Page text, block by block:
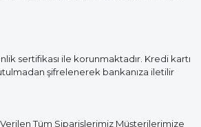
sertifikası ile korunmaktadır. Kredi kartı
şifrelenerek bankanıza iletilir
Tüm Siparişlerimiz Müşterilerimize